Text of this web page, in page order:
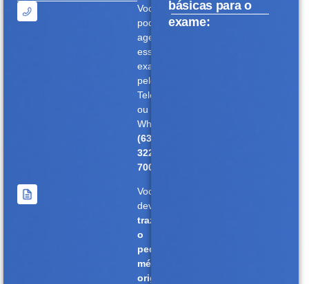
Você
pode
agendar
esse
exame
pelo
Telefone
ou
WhatsApp
(63)
3228-
7000.
Você
deverá
trazer
o
pedido
médico
original
básicas para o
exame: